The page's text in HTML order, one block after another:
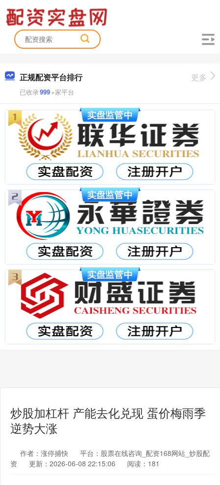
正规配资平台排行
已收录999+家平台
更多
炒股加杠杆 产能去化兑现 蛋价梅雨季
逆势大涨
作者：涨停捕快
平台：股票在线咨询_配资168网站_炒股配
资
更新：2026-06-08 22:15:06 阅读：181